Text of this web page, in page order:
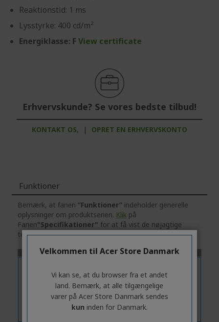
Reaktionstid: 1 ms
Lysstyrke: 400 cd/m²
Energiklasse: F View certificate
Erhvervskunde? Se vores bedste tilbud!
KONTAKT OS, | OPRET EN ERHVERVSKONTO
Funktioner
Bemærk, at fanen ”Funktioner” indeholder generelle
oplysninger om produktserien. Klik på
Fanen"Specifikationer" for at få vist de nøjagtige
tekniske specifikationer for den valgte model.
Velkommen til Acer Store Danmark
Vi kan se, at du browser fra et andet
land. Bemærk, at alle tilgængelige
varer på Acer Store Danmark sendes
kun inden for Danmark.